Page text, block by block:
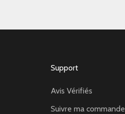
Support
Avis Vérifiés
Suivre ma commande